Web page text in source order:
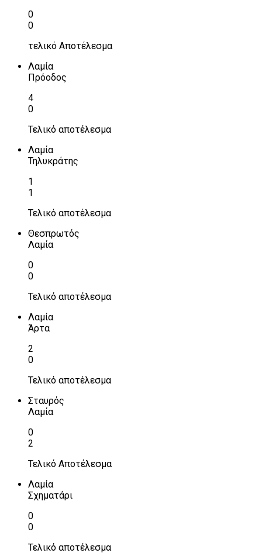
0
0
τελικό Αποτέλεσμα
Λαμία
Πρόοδος
4
0
Τελικό αποτέλεσμα
Λαμία
Τηλυκράτης
1
1
Τελικό αποτέλεσμα
Θεσπρωτός
Λαμία
0
0
Τελικό αποτέλεσμα
Λαμία
Άρτα
2
0
Τελικό αποτέλεσμα
Σταυρός
Λαμία
0
2
Τελικό Αποτέλεσμα
Λαμία
Σχηματάρι
0
0
Τελικό αποτέλεσμα